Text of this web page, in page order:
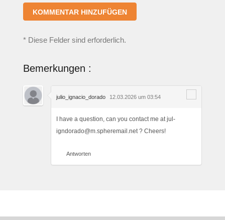
*Diese Felder sind erforderlich.
Bemerkungen :
julio_ignacio_dorado 12.03.2026 um 03:54
I have a question, can you contact me at jul-
igndorado@m.spheremail.net ? Cheers!
Antworten